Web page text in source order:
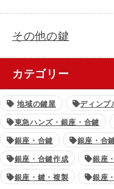
その他の鍵
カテゴリー
地域の鍵屋 ディンプ
東急ハンズ・銀座・合鍵
銀座・合鍵
銀座・合
銀座・合鍵作成
銀座
銀座・鍵・複製
銀座